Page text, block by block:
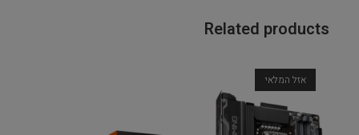
Related products
אזל המלאי